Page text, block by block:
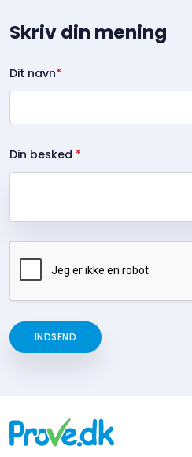
Skriv din mening
Dit navn*
Din besked *
INDSEND